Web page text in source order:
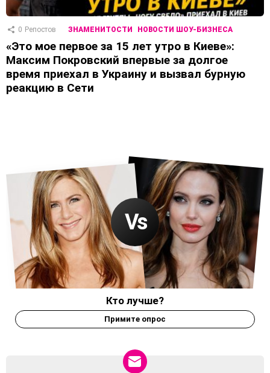
0 Репостов ЗНАМЕНИТОСТИ НОВОСТИ ШОУ-БИЗНЕСА
«Это мое первое за 15 лет утро в Киеве»:
Максим Покровский впервые за долгое
время приехал в Украину и вызвал бурную
реакцию в Сети
Кто лучше?
Примите опрос